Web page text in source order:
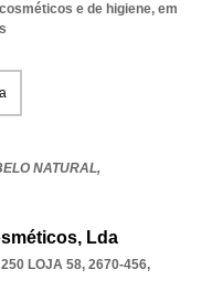
e de higiene, em
NATURAL,
Lda
LOJA 58, 2670-456,